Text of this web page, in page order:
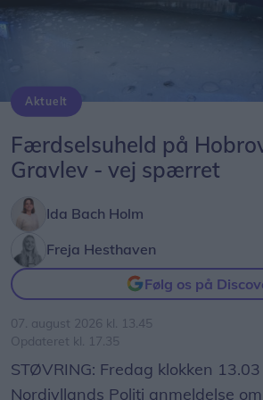
Aktuelt
Færdselsuheld på
Gravlev - vej spærret
Ida Bach Holm
Freja Hesthaven
Følg os på
07. august 2026 kl. 13.45
Opdateret kl. 17.35
STØVRING: Fredag klokken
Nordjyllands Politi anmeldelse